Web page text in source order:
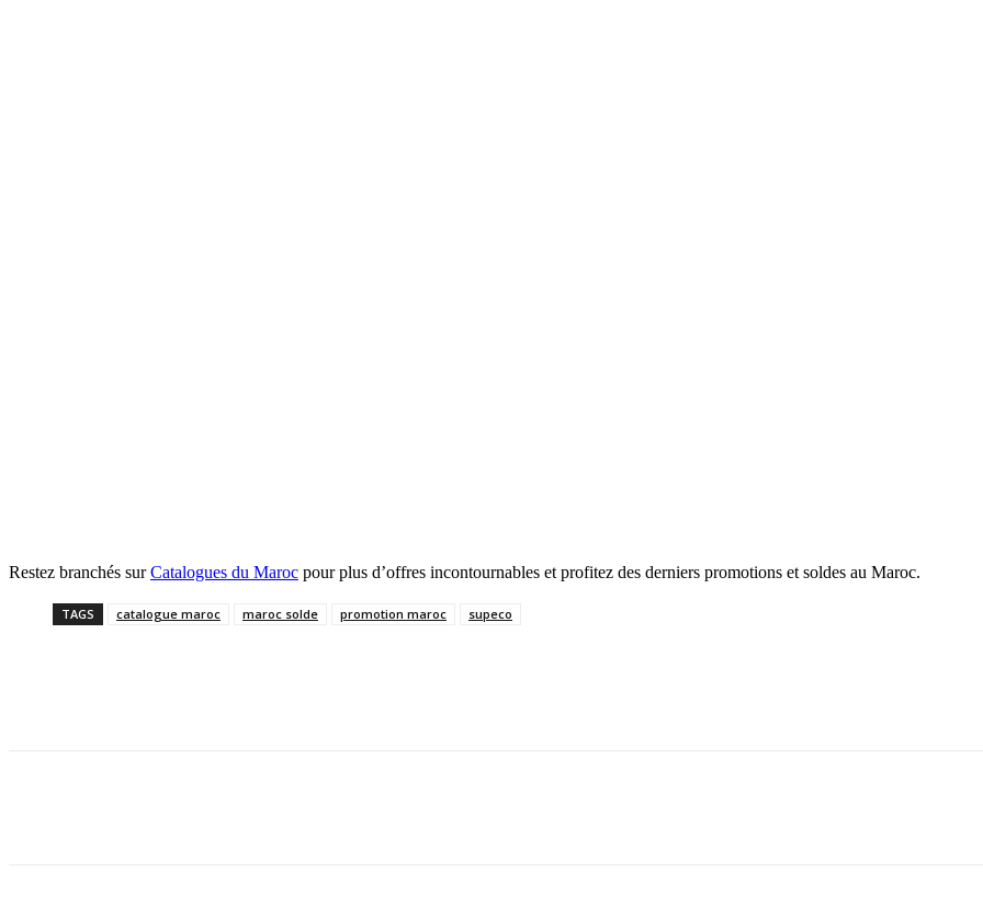
Restez branchés surCatalogues du Maroc pour plus d’offres incontournables et profitez des derniers promotions et soldes au Maroc.
TAGS catalogue maroc maroc solde promotion maroc supeco